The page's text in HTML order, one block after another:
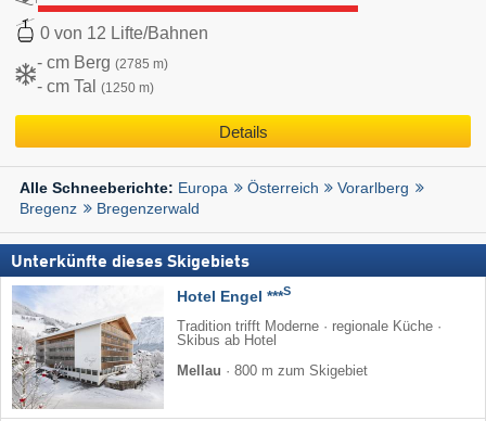
0 von 12 Lifte/Bahnen
- cm Berg (2785 m)
- cm Tal (1250 m)
Details
Alle Schneeberichte: Europa Österreich
Vorarlberg
Bregenz
Bregenzerwald
Unterkünfte dieses Skigebiets
Hotel Engel ***S
Tradition trifft Moderne · regionale Küche ·
Skibus ab Hotel
Mellau · 800 m zum Skigebiet